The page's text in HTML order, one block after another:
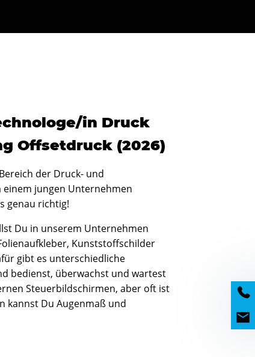
in Druck
Offsetdruck (2026)
der Druck- und
jungen Unternehmen
genau richtig!
Du in unserem Unternehmen
Kunststoffschilder
gibt es unterschiedliche
bedienst, überwachst und wartest
Steuerbildschirmen, aber oft ist
kannst Du Augenmaß und